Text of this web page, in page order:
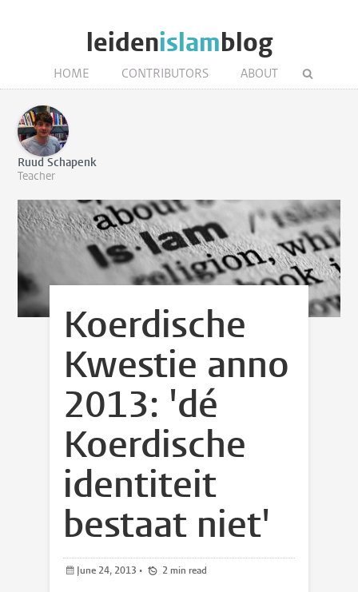
leidenislamblog
HOME CONTRIBUTORS ABOUT
Ruud Schapenk
Teacher
Koerdische
Kwestie anno
2013: 'dé
Koerdische
identiteit
bestaat niet'
June 24, 2013 • 2 min read